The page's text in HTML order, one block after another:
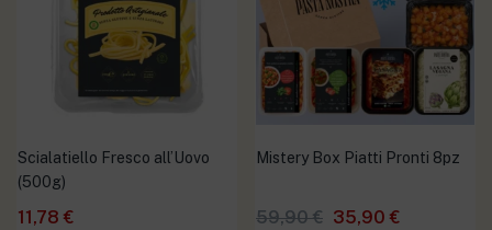
Scialatiello Fresco all’Uovo
(500g)
11,78 €
Mistery Box Piatti Pronti 8pz
59,90€ 35,90 €